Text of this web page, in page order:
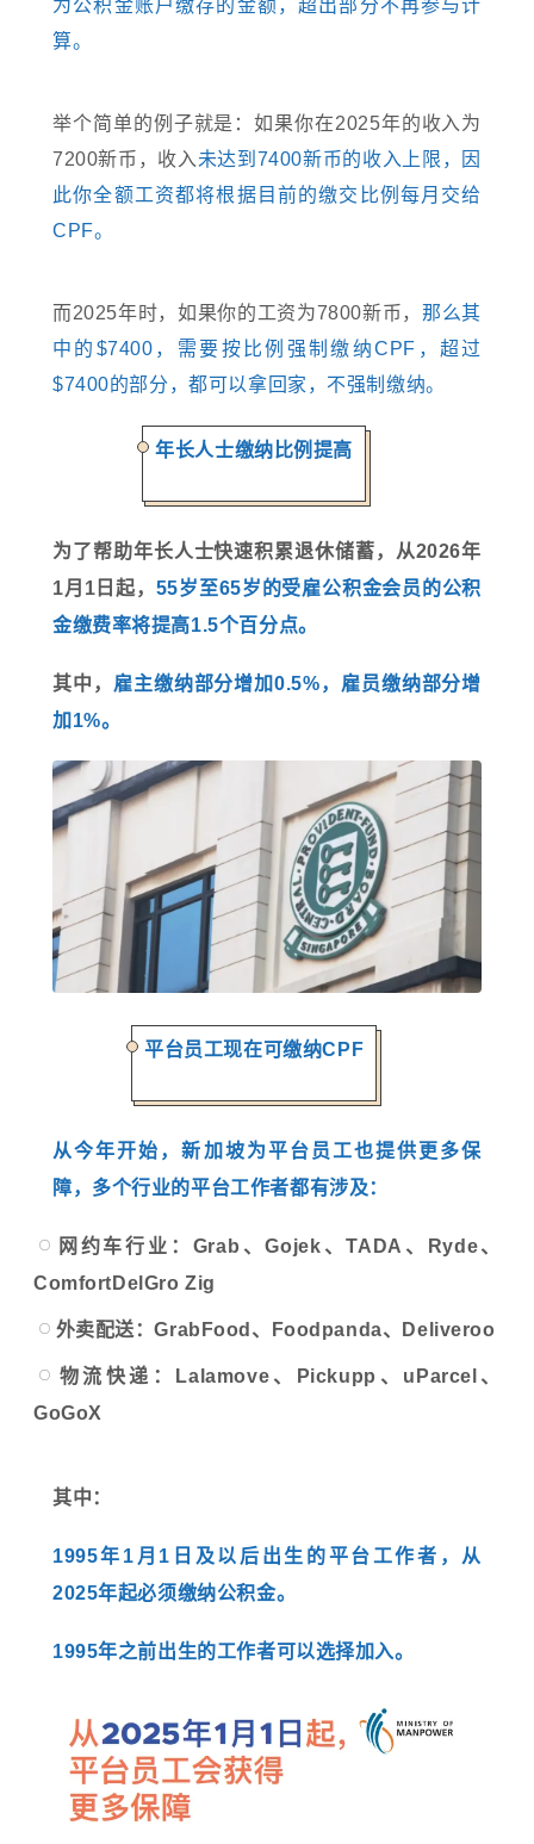
为公积金账户缴存的金额，超出部分不再参与计
算。
举个简单的例子就是：如果你在2025年的收入为
7200新币，收入 未达到7400新币的收入上限，因
此你全额工资都将根据目前的缴交比例每月交给
CPF。
而2025年时，如果你的工资为7800新币， 那么其
中的$7400，需要按比例强制缴纳CPF，超过
$7400的部分，都可以拿回家，不强制缴纳。
年长人士缴纳比例提高
为了帮助年长人士快速积累退休储蓄，从2026年
1月1日起， 55岁至65岁的受雇公积金会员的公积
金缴费率将提高1.5个百分点。
其中， 雇主缴纳部分增加0.5%，雇员缴纳部分增
加1%。
平台员工现在可缴纳CPF
从今年开始，新加坡为平台员工也提供更多保
障，多个行业的平台工作者都有涉及：
网约车行业：Grab、Gojek、TADA、Ryde、
ComfortDelGro Zig
外卖配送：GrabFood、Foodpanda、Deliveroo
物流快递：Lalamove、Pickupp、uParcel、
GoGoX
其中：
1995年1月1日及以后出生的平台工作者，从
2025年起必须缴纳公积金。
1995年之前出生的工作者可以选择加入。